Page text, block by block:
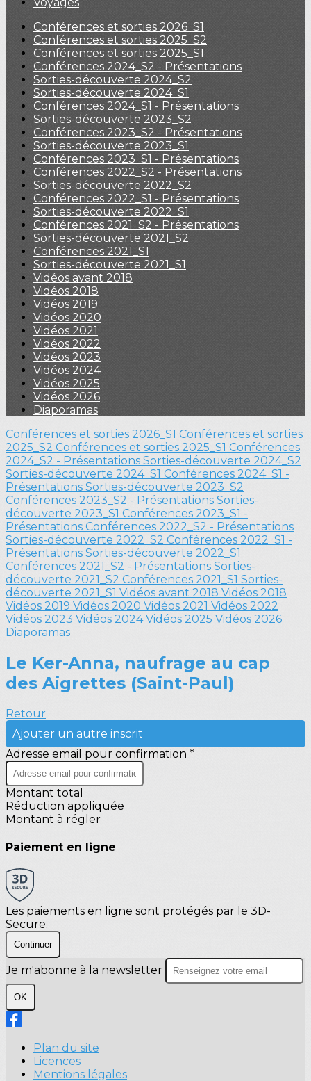
Conférences et sorties 2026_S1
Conférences et sorties 2025_S2
Conférences et sorties 2025_S1
Conférences 2024_S2 - Présentations
Sorties-découverte 2024_S2
Sorties-découverte 2024_S1
Conférences 2024_S1 - Présentations
Sorties-découverte 2023_S2
Conférences 2023_S2 - Présentations
Sorties-découverte 2023_S1
Conférences 2023_S1 - Présentations
Conférences 2022_S2 - Présentations
Sorties-découverte 2022_S2
Conférences 2022_S1 - Présentations
Sorties-découverte 2022_S1
Conférences 2021_S2 - Présentations
Sorties-découverte 2021_S2
Conférences 2021_S1
Sorties-découverte 2021_S1
Vidéos avant 2018
Vidéos 2018
Vidéos 2019
Vidéos 2020
Vidéos 2021
Vidéos 2022
Vidéos 2023
Vidéos 2024
Vidéos 2025
Vidéos 2026
Diaporamas
Conférences et sorties 2026_S1 Conférences et sorties
2025_S2 Conférences et sorties 2025_S1 Conférences
2024_S2 - Présentations Sorties-découverte 2024_S2
Sorties-découverte 2024_S1 Conférences 2024_S1 -
Présentations Sorties-découverte 2023_S2
Conférences 2023_S2 - Présentations Sorties-
découverte 2023_S1 Conférences 2023_S1 -
Présentations Conférences 2022_S2 - Présentations
Sorties-découverte 2022_S2 Conférences 2022_S1 -
Présentations Sorties-découverte 2022_S1
Conférences 2021_S2 - Présentations Sorties-
découverte 2021_S2 Conférences 2021_S1 Sorties-
découverte 2021_S1 Vidéos avant 2018 Vidéos 2018
Vidéos 2019 Vidéos 2020 Vidéos 2021 Vidéos 2022
Vidéos 2023 Vidéos 2024Vidéos 2025 Vidéos 2026
Diaporamas
Le Ker-Anna, naufrage au cap
des Aigrettes (Saint-Paul)
Retour
Ajouter un autre inscrit
Adresse email pour confirmation *
Montant total
Réduction appliquée
Montant à régler
Paiement en ligne
Les paiements en ligne sont protégés par le 3D-
Secure.
Continuer
Je m'abonne à la newsletter
OK
Plan du site
Licences
Mentions légales